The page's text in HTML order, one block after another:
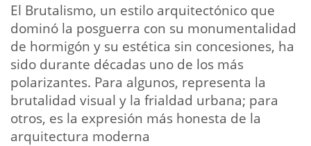
El Brutalismo, un estilo arquitectónico que
dominó la posguerra con su monumentalidad
de hormigón y su estética sin concesiones, ha
sido durante décadas uno de los más
polarizantes. Para algunos, representa la
brutalidad visual y la frialdad urbana; para
otros, es la expresión más honesta de la
arquitectura moderna